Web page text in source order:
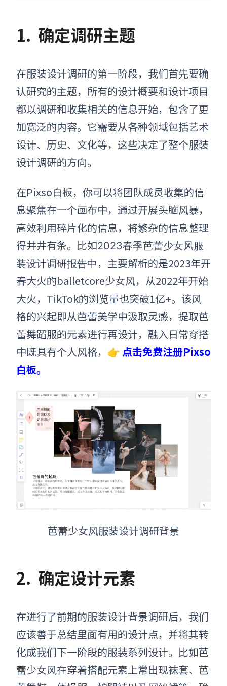
1. 确定调研主题
在服装设计调研的第一阶段，我们首先要确
认研究的主题，所有的设计概要和设计项目
都以调研和收集相关的信息开始，包含了更
加宽泛的内容。 它需要从各种领域包括艺术
设计、历史、文化等， 这些决定了整个服装
设计调研的方向。
在Pixso白板，你可以将团队成员收集的信
息聚焦在一个画布中，通过开展头脑风暴，
高效利用碎片化的信息，将繁杂的信息整理
得井井有条。 比如2023春季芭蕾少女风服
装设计调研报告中 ，主要解析的是2023年开
春大火的balletcore少女风，从2022年开始
大火，TikTok的浏览量也突破1亿+。该风
格的兴起即从芭蕾美学中汲取灵感，提取芭
蕾舞蹈服的元素进行再设计，融入日常穿搭
中既具有个人风格，👉 点击免费注册Pixso
白板。
芭蕾少女风服装设计调研背景
2. 确定设计元素
在进行了前期的服装设计背景调研后，我们
应该善于总结里面有用的设计点，并将其转
化成我们下一阶段的服装系列设计。 比如芭
蕾少女风在穿着搭配元素上常出现袜套、 芭